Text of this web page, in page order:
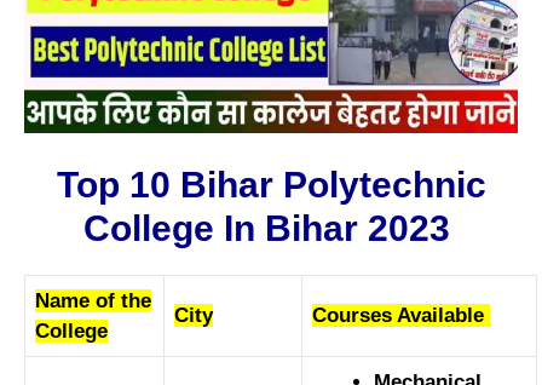
Top 10 Bihar Polytechnic
College In Bihar 2023
Name of the
College
City Courses Available